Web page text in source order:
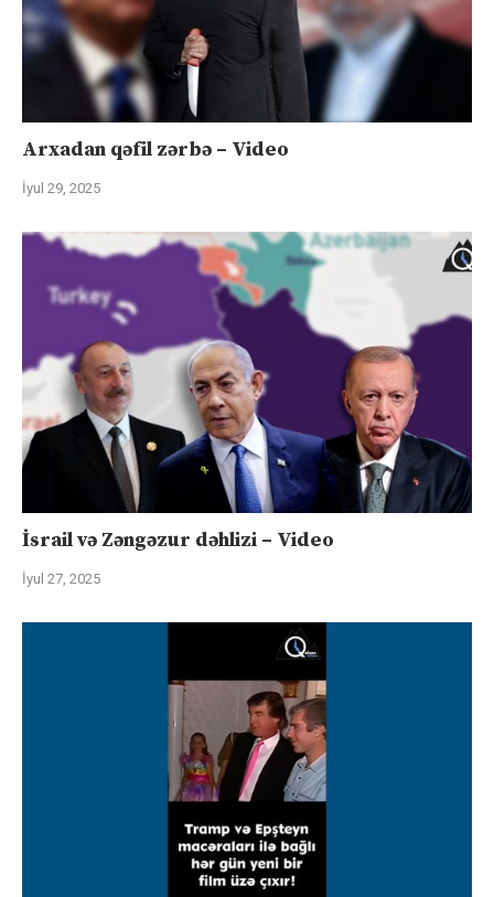
Arxadan qəfil zərbə – Video
İyul 29, 2025
İsrail və Zəngəzur dəhlizi – Video
İyul 27, 2025